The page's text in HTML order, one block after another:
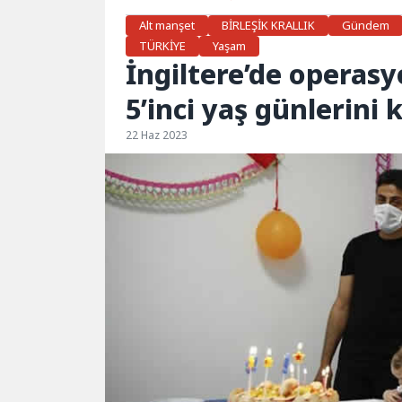
Alt manşet
BİRLEŞİK KRALLIK Gündem
TÜRKİYE
Yaşam
İngiltere’de
5’inci yaş günlerini
22 Haz 2023